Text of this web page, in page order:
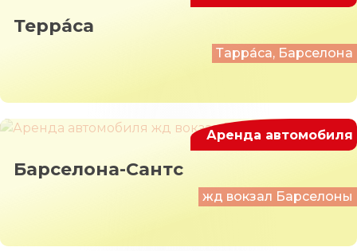
Терра́са
Тарра́са, Барселона
Барселона-Сантс
жд вокзал Барселоны
Аренда автомобиля